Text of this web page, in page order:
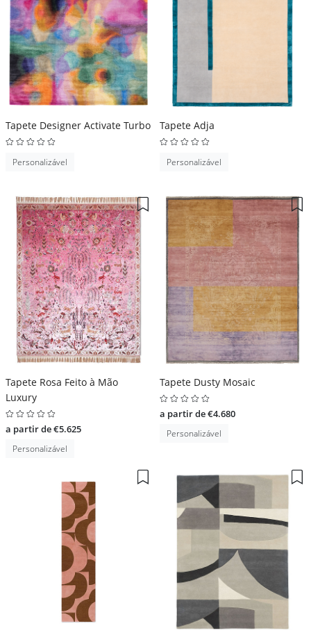
Tapete Designer Activate Turbo
Personalizável
Tapete Adja
Personalizável
Tapete Rosa Feito à Mão
Luxury
a partir de €5.625
Personalizável
Tapete Dusty Mosaic
a partir de €4.680
Personalizável